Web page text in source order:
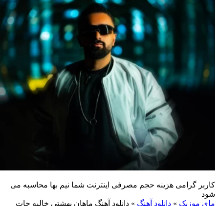
گرامی هزینه حجم مصرفی اینترنت شما نیم بها محاسبه می
»دانلود آهنگ»دانلود آهنگ ماهان بهشتی خالیه جات